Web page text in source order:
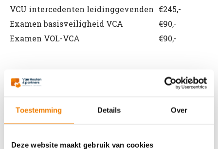
Toestemming Details Over
Deze website maakt gebruik van cookies
VCU intercedenten leidinggevenden €245,-
Examen basisveiligheid VCA
€90,-
Examen VOL-VCA
€90,-
BHV basisopleiding
v.a. €245,-
BHV herhaling